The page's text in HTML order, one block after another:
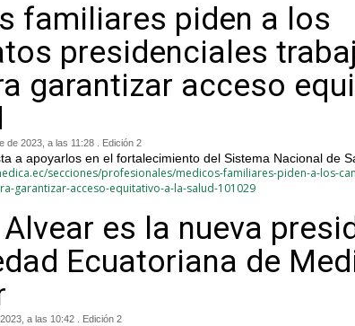
familiares piden a los
presidenciales
garantizar acceso
de 2023, a las 11:28 . Edición 2
a apoyarlos en el fortalecimiento del Sistema Nacional de
secciones/profesionales/medicos-familiares-piden-a-los-
garantizar-acceso-equitativo-a-la-salud-101029
es la nueva
Ecuatoriana de
a las 10:42 . Edición 2